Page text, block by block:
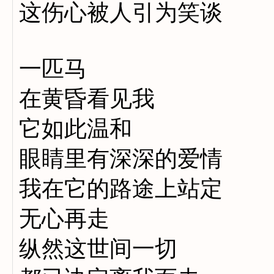
这伤心被人引为笑谈
一匹马
在黄昏看见我
它如此温和
眼睛里有深深的爱情
我在它的路途上站定
无心再走
纵然这世间一切